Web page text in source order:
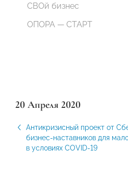
СВОй бизнес
ОПОРА — СТАРТ
20 Апреля 2020
Антикризисный проект от
бизнес-наставников для
в условиях COVID-19